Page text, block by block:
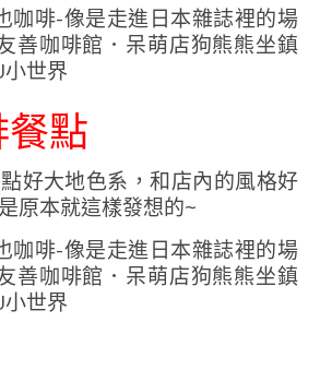
點
好大地色系，和店內的風格好
原本就這樣發想的~